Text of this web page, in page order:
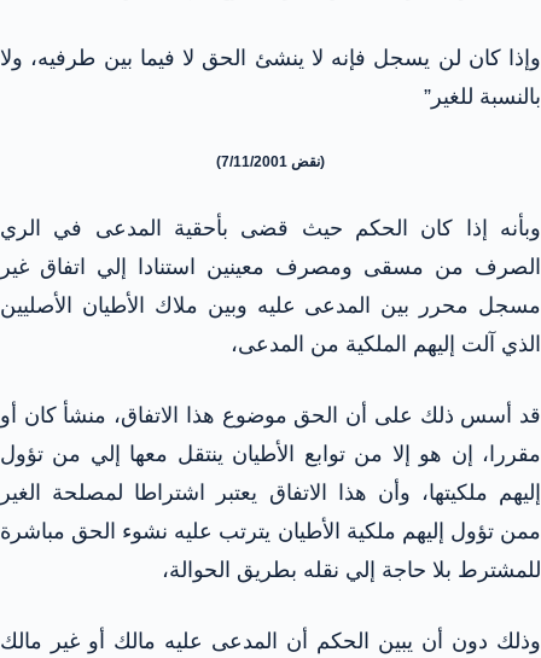
وإذا كان لن يسجل فإنه لا ينشئ الحق لا فيما بين طرفيه، ولا
بالنسبة للغير”
(نقض 7/11/2001)
وبأنه إذا كان الحكم حيث قضى بأحقية المدعى في الري
الصرف من مسقى ومصرف معينين استنادا إلي اتفاق غير
مسجل محرر بين المدعى عليه وبين ملاك الأطيان الأصليين
الذي آلت إليهم الملكية من المدعى،
قد أسس ذلك على أن الحق موضوع هذا الاتفاق، منشأ كان أو
مقررا، إن هو إلا من توابع الأطيان ينتقل معها إلي من تؤول
إليهم ملكيتها، وأن هذا الاتفاق يعتبر اشتراطا لمصلحة الغير
ممن تؤول إليهم ملكية الأطيان يترتب عليه نشوء الحق مباشرة
للمشترط بلا حاجة إلي نقله بطريق الحوالة،
وذلك دون أن يبين الحكم أن المدعى عليه مالك أو غير مالك